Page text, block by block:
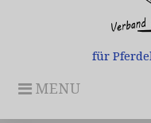
für
MENU